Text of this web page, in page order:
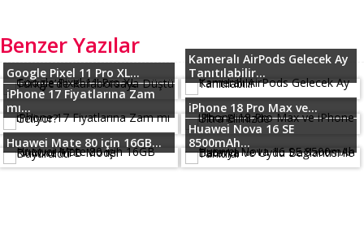
Benzer Yazılar
Google Pixel 11 Pro XL...
Kameralı AirPods Gelecek Ay
Tanıtılabilir...
iPhone 17 Fiyatlarına Zam
mı...
iPhone 18 Pro Max ve...
Huawei Mate 80 için 16GB...
Huawei Nova 16 SE
8500mAh...